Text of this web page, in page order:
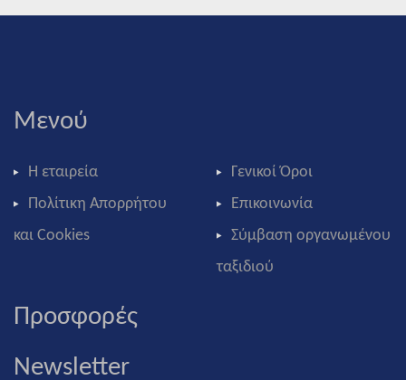
Μενού
Η εταιρεία Γενικοί Όροι
Πολίτικη Απορρήτου
και Cookies
Επικοινωνία
Σύμβαση οργανωμένου
ταξιδιού
Προσφορές
Newsletter